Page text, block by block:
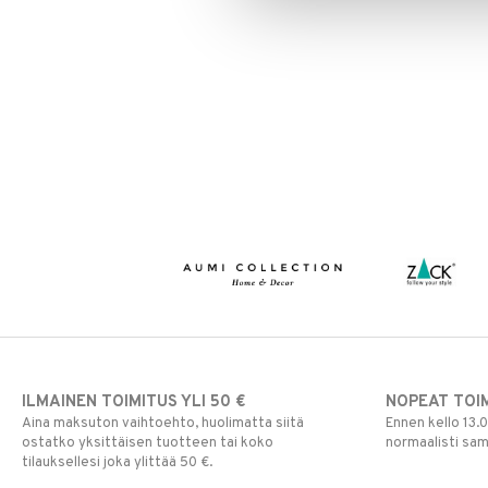
ILMAINEN TOIMITUS YLI 50 €
Aina maksuton vaihtoehto, huolimatta siitä
ostatko yksittäisen tuotteen tai koko
tilauksellesi joka ylittää 50 €.
NOPEAT
Ennen kello
normaalisti